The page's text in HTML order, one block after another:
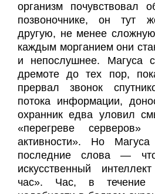
организм почувствовал
позвоночнике, он тут
другую, не менее
каждым морганием они
и непослушнее. Магуса
дремоте до тех пор,
прервал звонок
потока информации,
охранник едва уловил
«перегреве
активности». Но
последние слова —
искусственный
час». Час, в течение